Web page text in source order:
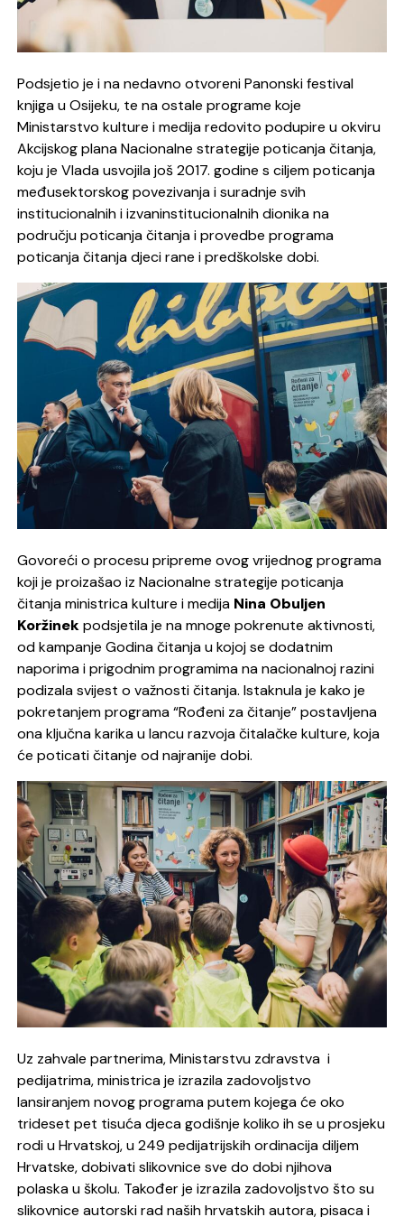
Podsjetio je i na nedavno otvoreni Panonski festival
knjiga u Osijeku, te na ostale programe koje
Ministarstvo kulture i medija redovito podupire u okviru
Akcijskog plana Nacionalne strategije poticanja čitanja,
koju je Vlada usvojila još 2017. godine s ciljem poticanja
međusektorskog povezivanja i suradnje svih
institucionalnih i izvaninstitucionalnih dionika na
području poticanja čitanja i provedbe programa
poticanja čitanja djeci rane i predškolske dobi.
Govoreći o procesu pripreme ovog vrijednog programa
koji je proizašao iz Nacionalne strategije poticanja
čitanja ministrica kulture i medija Nina Obuljen
Koržinekpodsjetila je na mnoge pokrenute aktivnosti,
od kampanje Godina čitanja u kojoj se dodatnim
naporima i prigodnim programima na nacionalnoj razini
podizala svijest o važnosti čitanja. Istaknula je kako je
pokretanjem programa “Rođeni za čitanje” postavljena
ona ključna karika u lancu razvoja čitalačke kulture, koja
će poticati čitanje od najranije dobi.
Uz zahvale partnerima, Ministarstvu zdravstva i
pedijatrima, ministrica je izrazila zadovoljstvo
lansiranjem novog programa putem kojega će oko
trideset pet tisuća djeca godišnje koliko ih se u prosjeku
rodi u Hrvatskoj, u 249 pedijatrijskih ordinacija diljem
Hrvatske, dobivati slikovnice sve do dobi njihova
polaska u školu. Također je izrazila zadovoljstvo što su
slikovnice autorski rad naših hrvatskih autora, pisaca i